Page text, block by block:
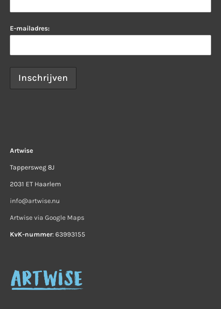
E-mailadres:
Artwise
Tappersweg 8J
2031 ET Haarlem
info@artwise.nu
Artwise via Google Maps
KvK-nummer: 63993155